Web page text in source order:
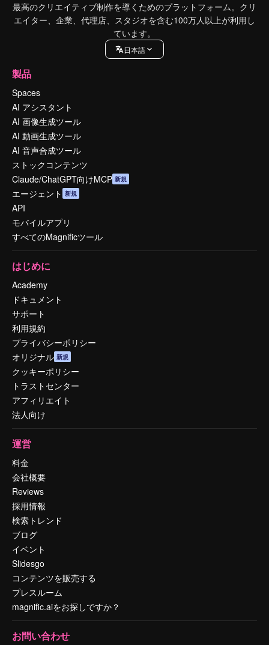
最高のクリエイティブ制作を導くためのプラットフォーム。クリ
エイター、企業、代理店、スタジオを含む100万人以上が利用し
ています。
日本語
製品
Spaces
AI アシスタント
AI 画像生成ツール
AI 動画生成ツール
AI 音声合成ツール
ストックコンテンツ
Claude/ChatGPT向けMCP 新規
エージェント 新規
API
モバイルアプリ
すべてのMagnificツール
はじめに
Academy
ドキュメント
サポート
利用規約
プライバシーポリシー
オリジナル 新規
クッキーポリシー
トラストセンター
アフィリエイト
法人向け
運営
料金
会社概要
Reviews
採用情報
検索トレンド
ブログ
イベント
Slidesgo
コンテンツを販売する
プレスルーム
magnific.aiをお探しですか？
お問い合わせ